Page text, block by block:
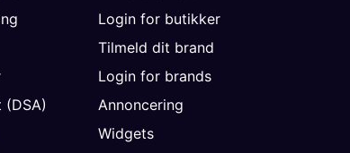
Login for butikker
Tilmeld dit brand
Login for brands
Annoncering
Widgets